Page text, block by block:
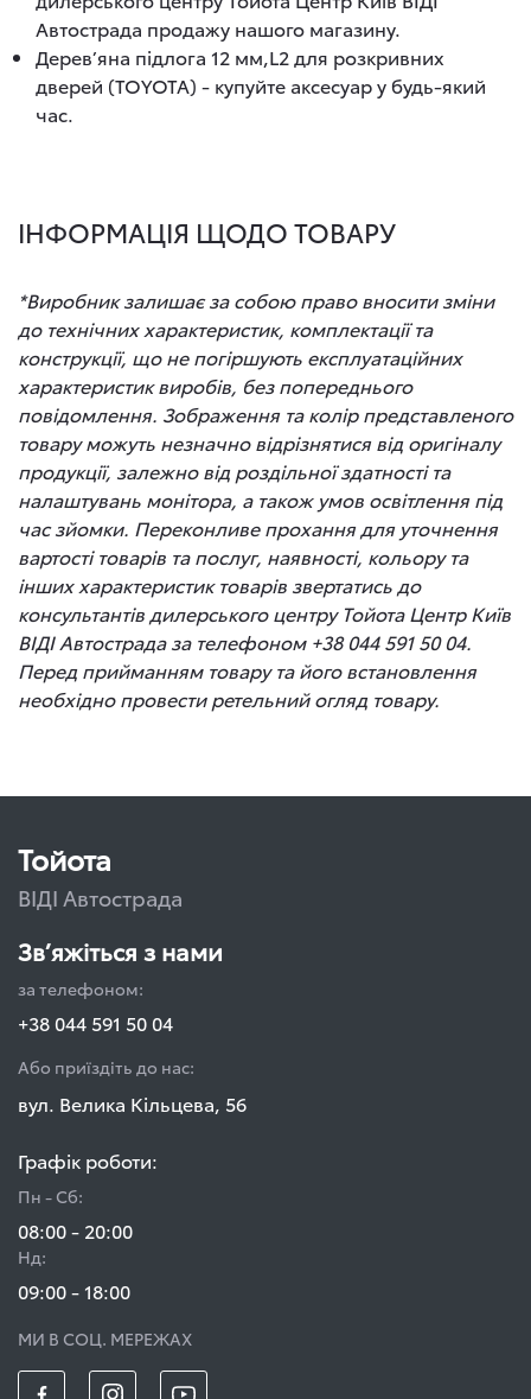
Автострада продажу нашого магазину.
Дерев’яна підлога 12 мм,L2 для розкривних
дверей (TOYOTA) - купуйте аксесуар у будь-який
час.
ІНФОРМАЦІЯ ЩОДО ТОВАРУ
*Виробник залишає за собою право вносити зміни
до технічних характеристик, комплектації та
конструкції, що не погіршують експлуатаційних
характеристик виробів, без попереднього
повідомлення. Зображення та колір представленого
товару можуть незначно відрізнятися від оригіналу
продукції, залежно від роздільної здатності та
налаштувань монітора, а також умов освітлення під
час зйомки. Переконливе прохання для уточнення
вартості товарів та послуг, наявності, кольору та
інших характеристик товарів звертатись до
консультантів дилерського центру Тойота Центр Київ
ВІДІ Автострада за телефоном +38 044 591 50 04.
Перед прийманням товару та його встановлення
необхідно провести ретельний огляд товару.
Тойота
ВІДІ Автострада
Зв’яжіться з нами
за телефоном:
+38 044 591 50 04
Або приїздіть до нас:
вул. Велика Кільцева, 56
Графік роботи:
Пн - Сб:
08:00 - 20:00
Нд:
09:00 - 18:00
МИ В СОЦ. МЕРЕЖАХ